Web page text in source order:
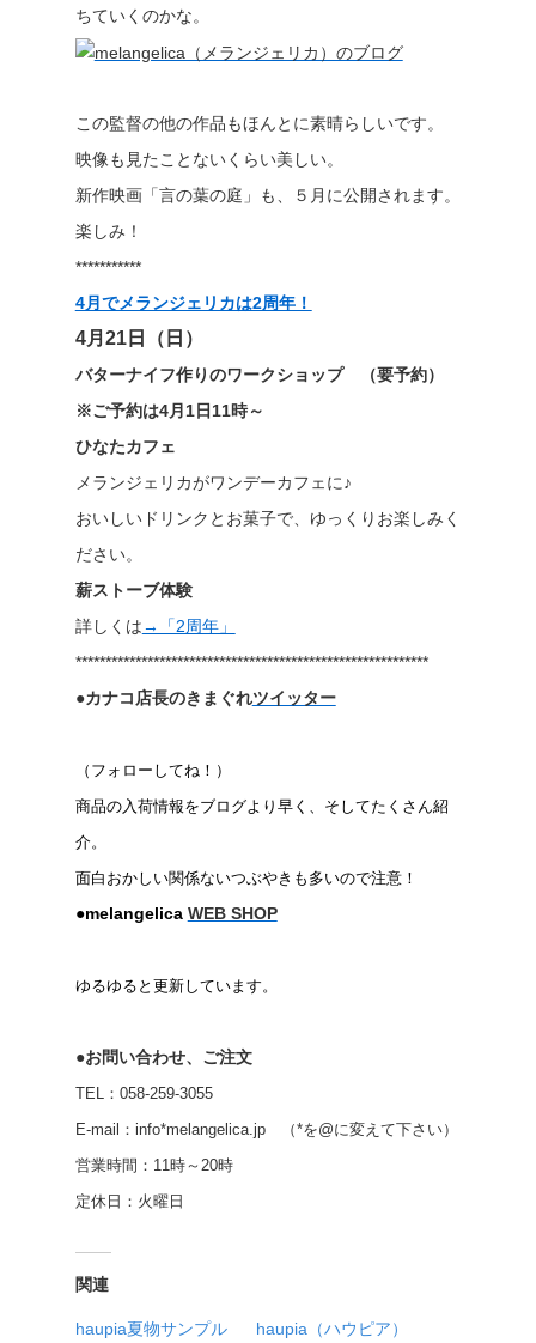
ちていくのかな。
この監督の他の作品もほんとに素晴らしいです。
映像も見たことないくらい美しい。
新作映画「言の葉の庭」も、５月に公開されます。
楽しみ！
***********
4月でメランジェリカは2周年！
4月21日（日）
バターナイフ作りのワークショップ （要予約）
※ご予約は4月1日11時～
ひなたカフェ
メランジェリカがワンデーカフェに♪
おいしいドリンクとお菓子で、ゆっくりお楽しみく
ださい。
薪ストーブ体験
詳しくは→「2周年」
***********************************************************
●カナコ店長のきまぐれツイッター
（フォローしてね！）
商品の入荷情報をブログより早く、そしてたくさん紹
介。
面白おかしい関係ないつぶやきも多いので注意！
●melangelica WEB SHOP
ゆるゆると更新しています。
●お問い合わせ、ご注文
TEL：058-259-3055
E-mail：info*melangelica.jp （*を@に変えて下さい）
営業時間：11時～20時
定休日：火曜日
関連
haupia夏物サンプル
haupia（ハウピア）